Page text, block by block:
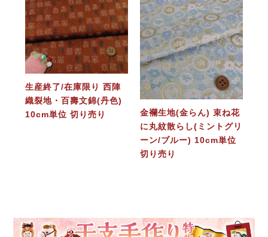
生産終了/在庫限り 西陣
織裂地・百壽文錦(丹色)
10cm単位 切り売り
金襴生地(金らん) 束ね花
に丸紋散らし(ミントグリ
ーン/ブルー) 10cm単位
切り売り